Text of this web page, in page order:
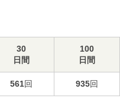
30
日間
100
日間
561回 935回